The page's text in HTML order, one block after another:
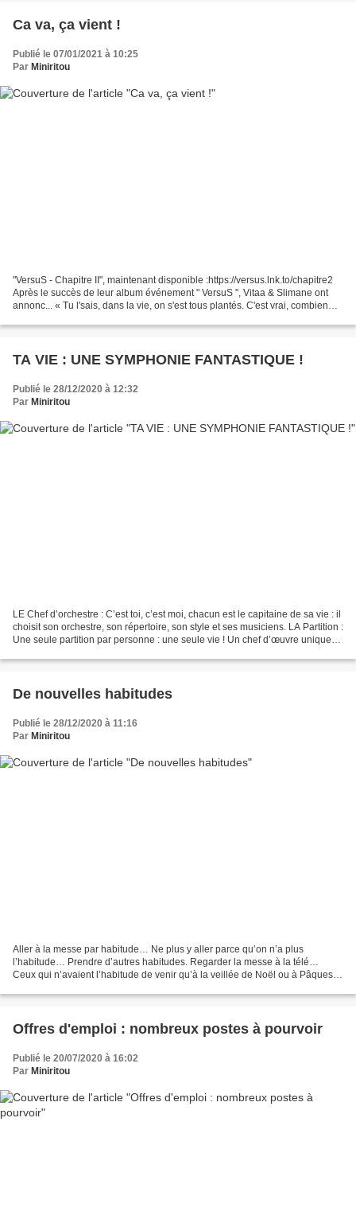
Ca va, ça vient !
Publié le 07/01/2021 à 10:25
Par Miniritou
"VersuS - Chapitre II", maintenant disponible :https://versus.lnk.to/chapitre2
Après le succès de leur album événement " VersuS ", Vitaa & Slimane ont
annonc... « Tu l'sais, dans la vie, on s'est tous plantés. C'est vrai, combien
TA VIE : UNE SYMPHONIE FANTASTIQUE !
Publié le 28/12/2020 à 12:32
Par Miniritou
LE Chef d’orchestre : C’est toi, c’est moi, chacun est le capitaine de sa vie : il
choisit son orchestre, son répertoire, son style et ses musiciens. LA Partition :
Une seule partition par personne : une seule vie ! Un chef d’œuvre unique
De nouvelles habitudes
Publié le 28/12/2020 à 11:16
Par Miniritou
Aller à la messe par habitude… Ne plus y aller parce qu’on n’a plus
l’habitude… Prendre d’autres habitudes. Regarder la messe à la télé…
Ceux qui n’avaient l’habitude de venir qu’à la veillée de Noël ou à Pâques
Offres d'emploi : nombreux postes à pourvoir
Publié le 20/07/2020 à 16:02
Par Miniritou